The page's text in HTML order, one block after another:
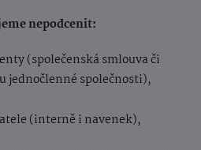
nepodcenit:
(společenská smlouva či
jednočlenné společnosti),
(interně i navenek),